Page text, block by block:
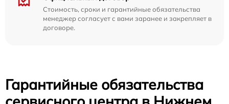
Стоимость, сроки и гарантийные обязательства
менеджер согласует с вами заранее и закрепляет в
договоре.
Гарантийные обязательства